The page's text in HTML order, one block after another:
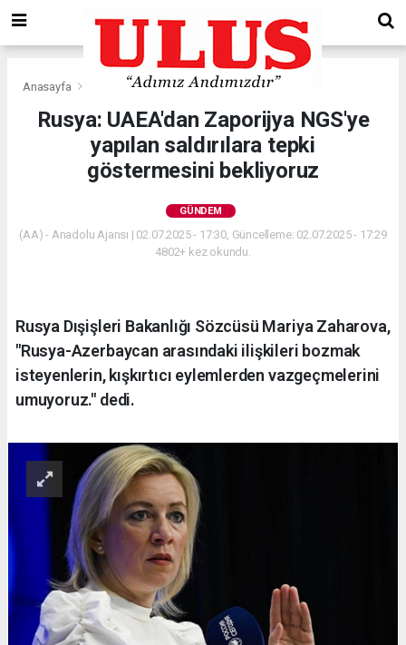
Anasayfa Gündem
Rusya: UAEA'dan Zaporijya NGS'ye
yapılan saldırılara tepki
göstermesini bekliyoruz
GÜNDEM
(AA) - Anadolu Ajansı | 02.07.2025 - 17:30, Güncelleme: 02.07.2025 - 17:29
4802+ kez okundu.
Rusya Dışişleri Bakanlığı Sözcüsü Mariya Zaharova,
"Rusya-Azerbaycan arasındaki ilişkileri bozmak
isteyenlerin, kışkırtıcı eylemlerden vazgeçmelerini
umuyoruz." dedi.